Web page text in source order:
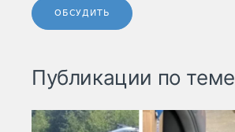
ОБСУДИТЬ
Публикации по теме